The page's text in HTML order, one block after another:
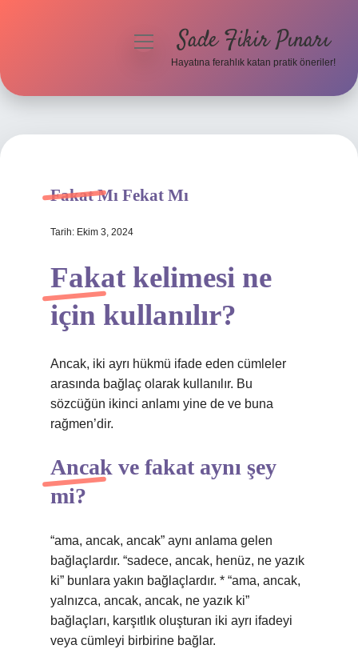
Hakkımızda
menüyüSade Fikir Pınarı
Hayatına ferahlık katan pratik öneriler!
Fakat Mı Fekat Mı
Tarih: Ekim 3, 2024
Fakat kelimesi ne
için kullanılır?
Ancak, iki ayrı hükmü ifade eden cümleler
arasında bağlaç olarak kullanılır. Bu
sözcüğün ikinci anlamı yine de ve buna
rağmen’dir.
Ancak ve fakat aynı şey
mi?
“ama, ancak, ancak” aynı anlama gelen
bağlaçlardır. “sadece, ancak, henüz, ne yazık
ki” bunlara yakın bağlaçlardır. * “ama, ancak,
yalnızca, ancak, ancak, ne yazık ki”
bağlaçları, karşıtlık oluşturan iki ayrı ifadeyi
veya cümleyi birbirine bağlar.